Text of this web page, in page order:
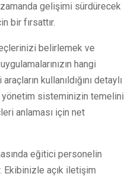
gelişimi sürdürecek
bir fırsattır.
belirlemek ve
hangi
kullanıldığını detaylı
yönetim sisteminizin temelini
anlaması için net
eğitici personelin
açık iletişim